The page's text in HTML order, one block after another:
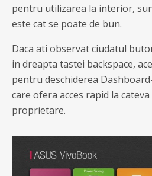
pentru utilizarea la interior,
este cat se poate de bun.
Daca ati observat ciudatul
in dreapta tastei backspace,
pentru deschiderea
care ofera acces rapid la
proprietare.